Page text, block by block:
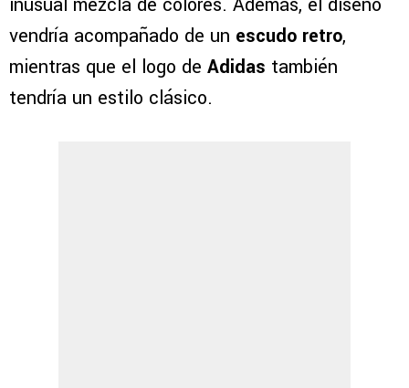
inusual mezcla de colores. Además, el diseño
vendría acompañado de un escudo retro,
mientras que el logo de Adidas también
tendría un estilo clásico.